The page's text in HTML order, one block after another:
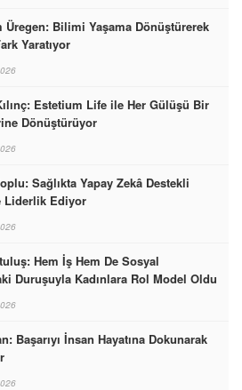
Üregen: Bilimi Yaşama Dönüştürerek
Yaratıyor
Estetium Life ile Her Gülüşü Bir
Dönüştürüyor
Sağlıkta Yapay Zekâ Destekli
Liderlik Ediyor
Hem İş Hem De Sosyal
Duruşuyla Kadınlara Rol Model Oldu
Başarıyı İnsan Hayatına Dokunarak